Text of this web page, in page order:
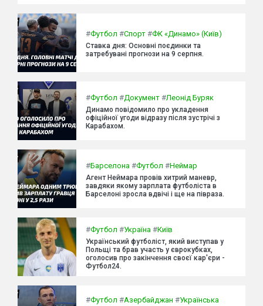
#Футбол #Спорт #ФК «Динамо» (Київ)
Ставка дня: Основні поєдинки та
затребувані прогнози на 9 серпня.
#Футбол #Документ #Леонід Буряк
Динамо повідомило про укладення
офіційної угоди відразу після зустрічі з
Карабахом.
#Барселона #Футбол #Неймар
Агент Неймара провів хитрий маневр,
завдяки якому зарплата футболіста в
Барселоні зросла вдвічі і ще на півраза.
#Футбол #Україна #Київ
Український футболіст, який виступав у
Польщі та брав участь у єврокубках,
оголосив про закінчення своєї кар'єри -
Футбол24.
#Футбол #Азербайджан #Українська